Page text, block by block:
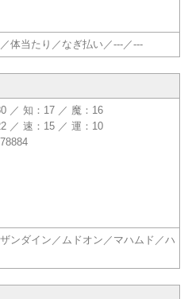
体当たり／なぎ払い／---／---
／ 知：17 ／ 魔：16
／ 速：15 ／ 運：10
ンダイン／ムドオン／マハムド／ハ